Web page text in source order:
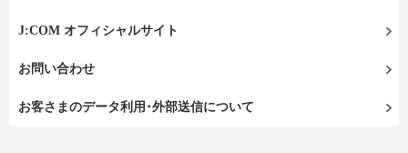
J:COM オフィシャルサイト
お問い合わせ
お客さまのデータ利用･外部送信について